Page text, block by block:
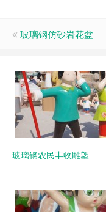
玻璃钢仿砂岩花盆
玻璃钢农民丰收雕塑